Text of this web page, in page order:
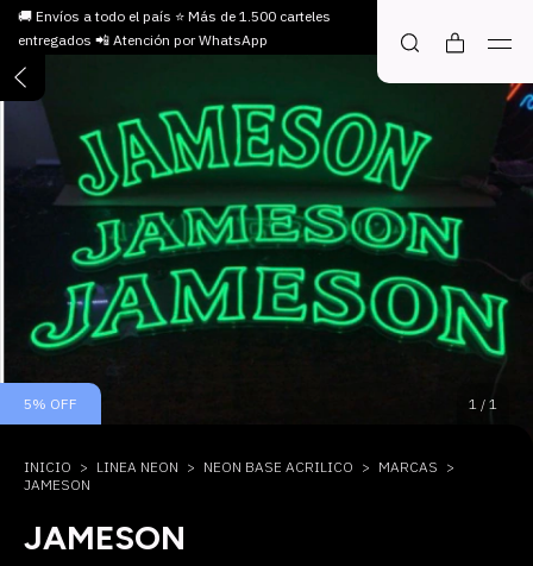
🚚 Envíos a todo el país ⭐ Más de 1.500 carteles
entregados 📲 Atención por WhatsApp
5% OFF 1 / 1
INICIO > LINEA NEON > NEON BASE ACRILICO > MARCAS >
JAMESON
JAMESON